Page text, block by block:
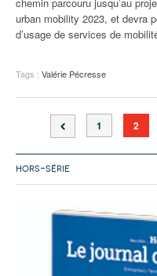
urban mobility 2023, et devra
d’usage de services de
Tags : Valérie Pécresse
1 2
HORS-SÉRIE